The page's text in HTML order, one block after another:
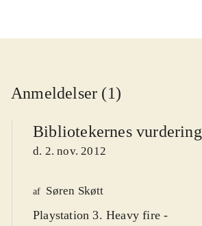
Anmeldelser (1)
Bibliotekernes vurdering
d. 2. nov. 2012
af Søren Skøtt
Playstation 3. Heavy fire -